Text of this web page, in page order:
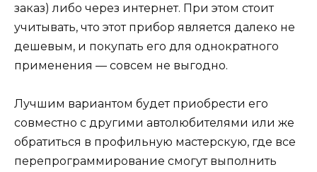
заказ) либо через интернет. При этом стоит
учитывать, что этот прибор является далеко не
дешевым, и покупать его для однократного
применения — совсем не выгодно.
Лучшим вариантом будет приобрести его
совместно с другими автолюбителями или же
обратиться в профильную мастерскую, где все
перепрограммирование смогут выполнить